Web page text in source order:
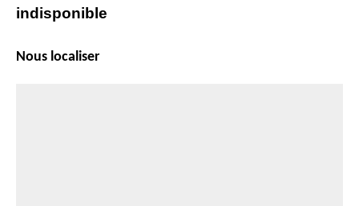
indisponible
Nous localiser